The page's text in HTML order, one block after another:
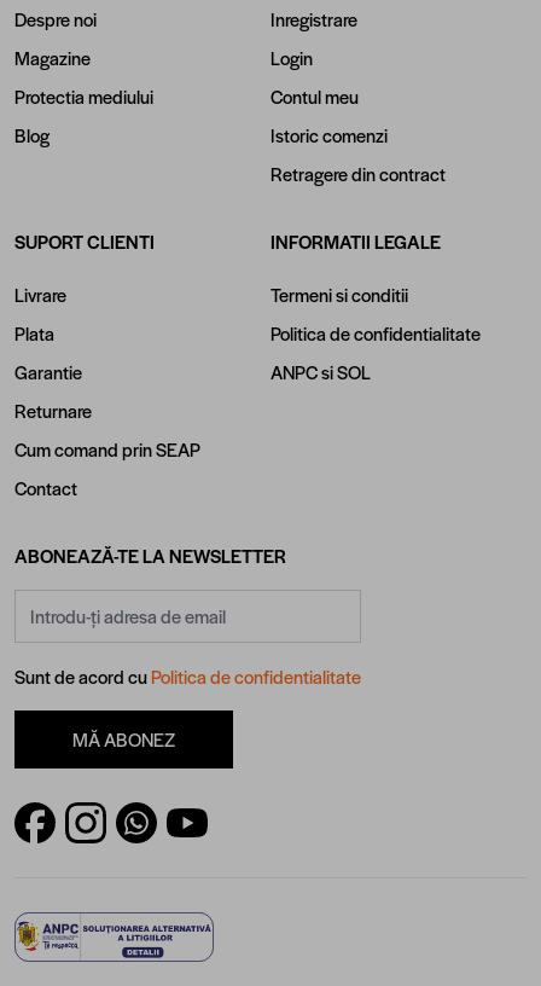
Despre noi
Magazine
Protectia mediului
Blog
Inregistrare
Login
Contul meu
Istoric comenzi
Retragere din contract
SUPORT CLIENTI
Livrare
Plata
Garantie
Returnare
Cum comand prin SEAP
Contact
INFORMATII LEGALE
Termeni si conditii
Politica de confidentialitate
ANPCsiSOL
ABONEAZĂ-TE LA NEWSLETTER
Sunt de acord cuPolitica de confidentialitate
MĂ ABONEZ